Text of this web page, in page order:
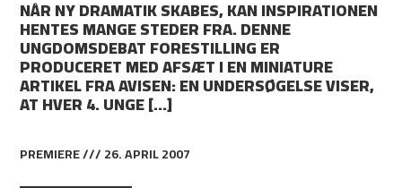
NÅR NY DRAMATIK SKABES, KAN INSPIRATIONEN
HENTES MANGE STEDER FRA. DENNE
UNGDOMSDEBAT FORESTILLING ER
PRODUCERET MED AFSÆT I EN MINIATURE
ARTIKEL FRA AVISEN: EN UNDERSØGELSE VISER,
AT HVER 4. UNGE […]
PREMIERE /// 26. APRIL 2007